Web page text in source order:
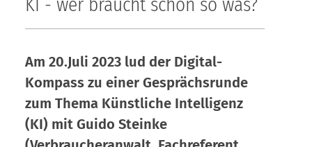
Am 20.Juli 2023 lud der Digital-
Kompass zu einer Gesprächsrunde
zum Thema Künstliche Intelligenz
(KI) mit Guido Steinke